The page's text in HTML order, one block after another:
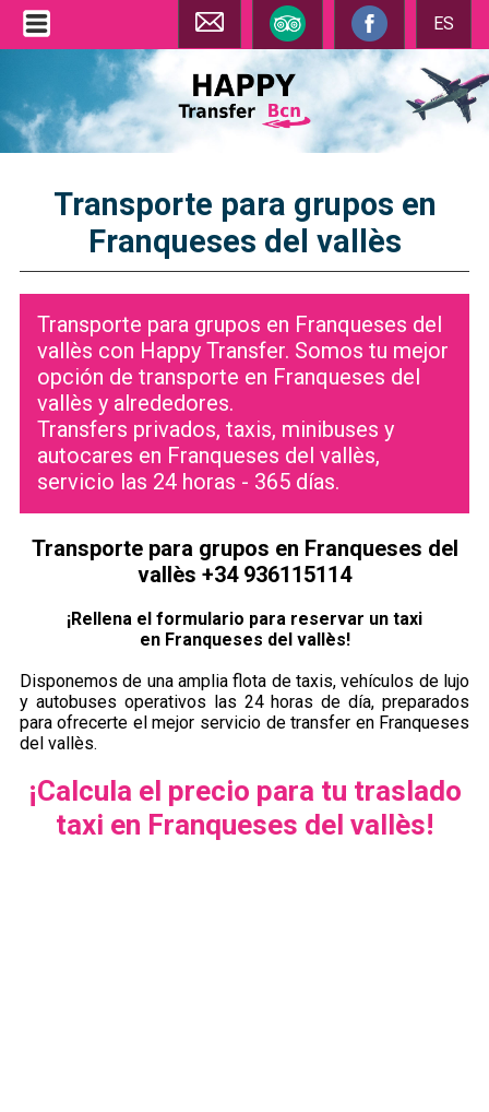
ES
Transporte para grupos en
Franqueses del vallès
Transporte para grupos en Franqueses del
vallès con Happy Transfer. Somos tu mejor
opción de transporte en Franqueses del
vallès y alrededores.
Transfers privados, taxis, minibuses y
autocares en Franqueses del vallès,
servicio las 24 horas - 365 días.
Transporte para grupos en Franqueses del
vallès +34 936115114
¡Rellena el formulario para reservar un taxi
en Franqueses del vallès!
Disponemos de una amplia flota de taxis, vehículos de lujo
y autobuses operativos las 24 horas de día, preparados
para ofrecerte el mejor servicio de transfer en Franqueses
del vallès.
¡Calcula el precio para tu traslado
taxi en Franqueses del vallès!